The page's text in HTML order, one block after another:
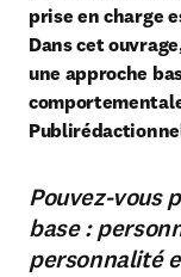
prise en charge
Dans cet
une approche
Pouvez-vous
base :
personnalité